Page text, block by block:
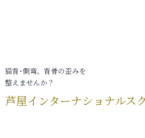
猫背･側弯、背骨の歪みを
整えませんか？
芦屋インターナショナルス